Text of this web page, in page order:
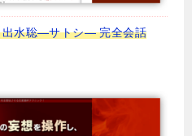
出水聡―サトシ― 完全会話